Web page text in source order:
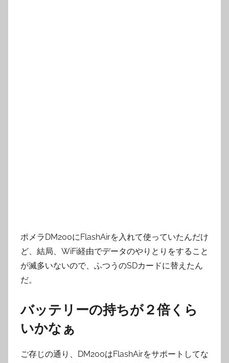
ポメラDM200にFlashAirを入れて使っていたんだけ
ど、結局、WiFi経由でデータのやりとりをすること
が滅多いないので、ふつうのSDカードに替えたん
だ。
バッテリーの持ちが２倍くら
いかなぁ
ご存じの通り、DM200はFlashAirをサポートしてな